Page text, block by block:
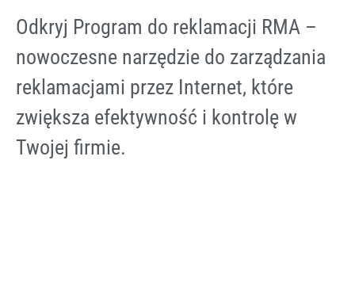
Odkryj Program do reklamacji RMA –
nowoczesne narzędzie do zarządzania
reklamacjami przez Internet, które
zwiększa efektywność i kontrolę w
Twojej firmie.